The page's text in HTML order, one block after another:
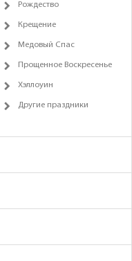
Рождество
Крещение
Медовый Спас
Прощенное Воскресенье
Хэллоуин
Другие праздники